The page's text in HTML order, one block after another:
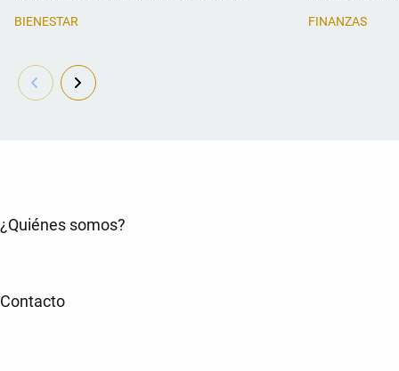
BIENESTAR FINANZAS
¿Quiénes somos?
Contacto